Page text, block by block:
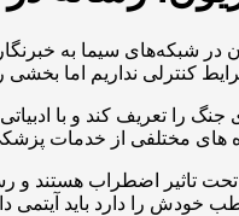
شبکه‌های سیما به
تعریف کند و با
تاثیر اضطراب هستند و
خودش را دارد باید آیتمی